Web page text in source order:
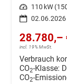
Leistung 110 kW
02.06.2026
28.780,–
incl. 19% MwSt.
Verbrauch
CO2-Klasse: D
CO2-